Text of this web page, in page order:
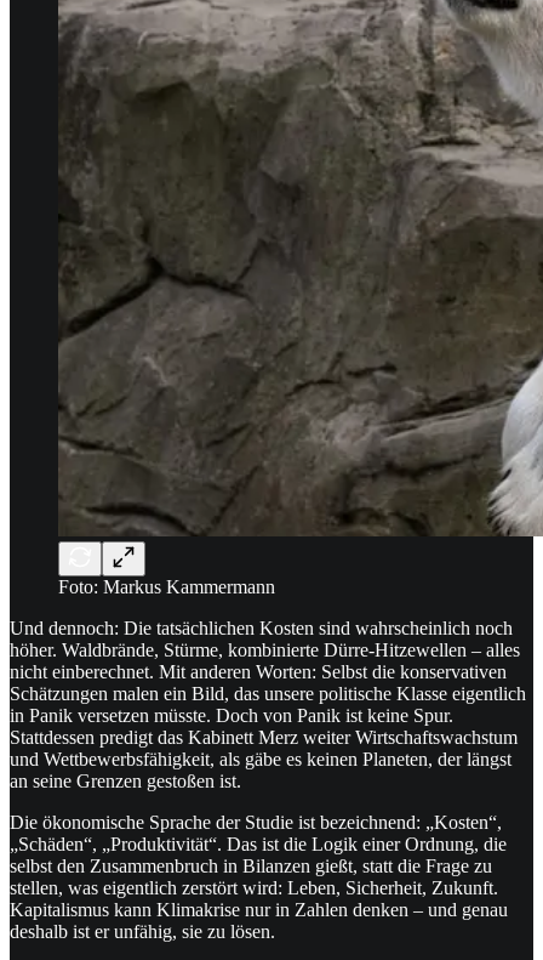
Foto: Markus Kammermann
Und dennoch: Die tatsächlichen Kosten sind wahrscheinlich noch
höher. Waldbrände, Stürme, kombinierte Dürre-Hitzewellen – alles
nicht einberechnet. Mit anderen Worten: Selbst die konservativen
Schätzungen malen ein Bild, das unsere politische Klasse eigentlich
in Panik versetzen müsste. Doch von Panik ist keine Spur.
Stattdessen predigt das Kabinett Merz weiter Wirtschaftswachstum
und Wettbewerbsfähigkeit, als gäbe es keinen Planeten, der längst
an seine Grenzen gestoßen ist.
Die ökonomische Sprache der Studie ist bezeichnend: „Kosten“,
„Schäden“, „Produktivität“. Das ist die Logik einer Ordnung, die
selbst den Zusammenbruch in Bilanzen gießt, statt die Frage zu
stellen, was eigentlich zerstört wird: Leben, Sicherheit, Zukunft.
Kapitalismus kann Klimakrise nur in Zahlen denken – und genau
deshalb ist er unfähig, sie zu lösen.